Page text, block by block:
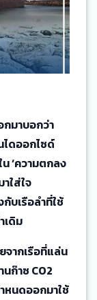
มาบอกว่า
ดออกไซด์
น ‘ความตกลง
ใส่ใจ
บเรือลำที่ใช้
เดิม
จากเรือที่แล่น
ก๊าซ CO2
หนดออกมาใช้